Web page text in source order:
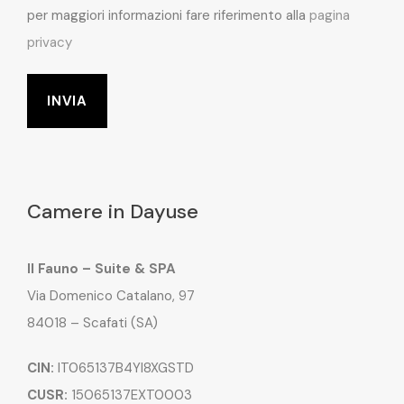
per maggiori informazioni fare riferimento alla pagina
privacy
Camere in Dayuse
Il Fauno – Suite & SPA
Via Domenico Catalano, 97
84018 – Scafati (SA)
CIN: IT065137B4YI8XGSTD
CUSR: 15065137EXT0003